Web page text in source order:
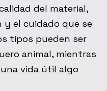
del material,
y el cuidado que se
tipos pueden ser
animal, mientras
vida útil algo